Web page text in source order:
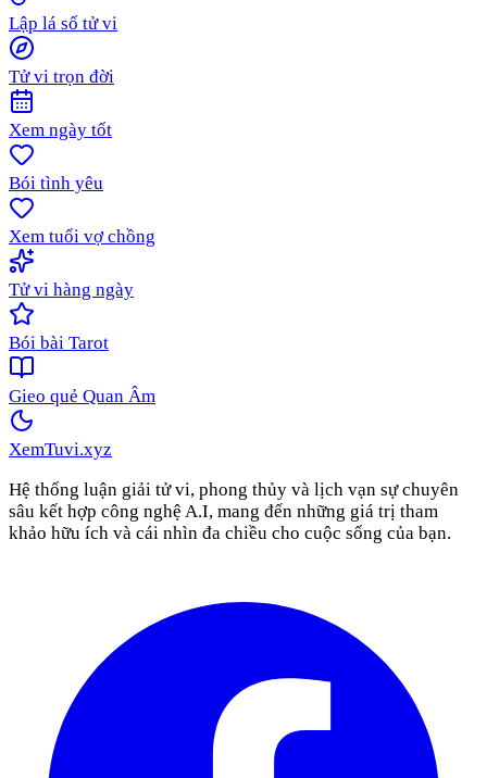
Lập lá số tử vi
Tử vi trọn đời
Xem ngày tốt
Bói tình yêu
Xem tuổi vợ chồng
Tử vi hàng ngày
Bói bài Tarot
Gieo quẻ Quan Âm
XemTuvi.xyz
Hệ thống luận giải tử vi, phong thủy và lịch vạn sự chuyên
sâu kết hợp công nghệ A.I, mang đến những giá trị tham
khảo hữu ích và cái nhìn đa chiều cho cuộc sống của bạn.